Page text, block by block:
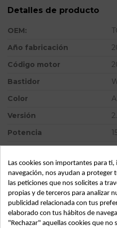
Detalles de producto
OEM:
Año fabricación
Código motor
Bastidor
Color
Versión
Potencia
Ref.Equivalencia
Modelo
Tipo vehículo
Almacén
Las cookies son importantes para
navegación, nos ayudan a proteger
las peticiones que nos solicites a
propias y de terceros para analizar
publicidad relacionada con tus
elaborado con tus hábitos de
"Rechazar" aquellas cookies que no